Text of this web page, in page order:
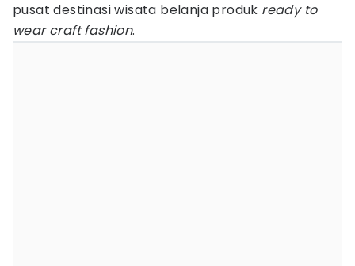
pusat destinasi wisata belanja produk ready to
wear craft fashion.